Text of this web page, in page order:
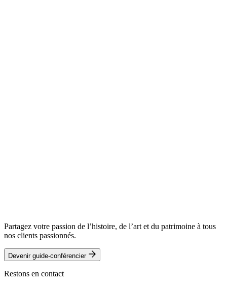
Partagez votre passion de l’histoire, de l’art et du patrimoine à tous
nos clients passionnés.
Devenir guide-conférencier
Restons en contact